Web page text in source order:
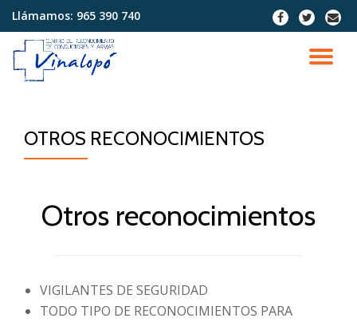
Saltar
contenido
Llámamos: 965 390 740
fa-
facebook
fa-
twitter
fa-
OTROS RECONOCIMIENTOS
Otros reconocimientos
VIGILANTES DE SEGURIDAD
TODO TIPO DE RECONOCIMIENTOS PARA